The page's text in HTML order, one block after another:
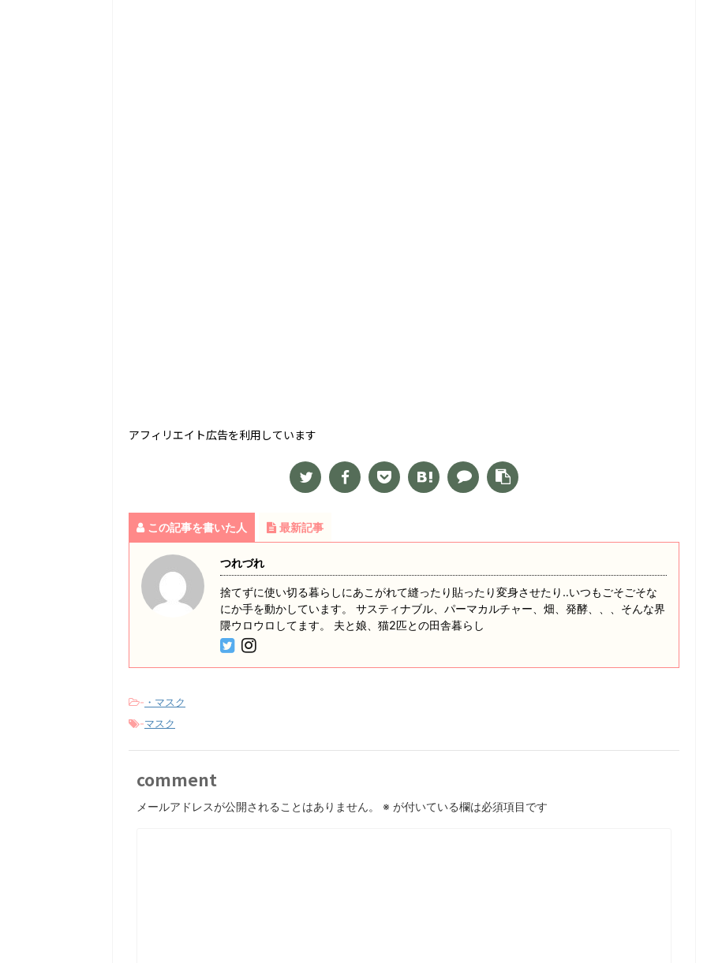
アフィリエイト広告を利用しています
この記事を書いた人 最新記事
つれづれ
捨てずに使い切る暮らしにあこがれて縫ったり貼ったり変身させたり‥いつもごそごそな
にか手を動かしています。 サスティナブル、パーマカルチャー、畑、発酵、、、そんな界
隈ウロウロしてます。 夫と娘、猫2匹との田舎暮らし
- ・マスク
-マスク
comment
メールアドレスが公開されることはありません。 ※ が付いている欄は必須項目です